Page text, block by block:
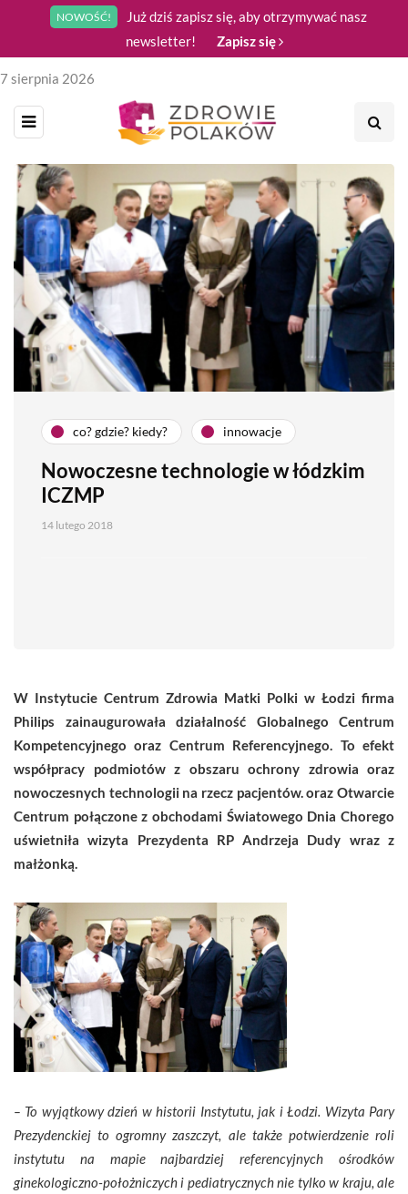
NOWOŚĆ!
Już dziś zapisz się, aby otrzymywać nasz
newsletter!
Zapisz się
7 sierpnia 2026
co? gdzie? kiedy? innowacje
Nowoczesne technologie w łódzkim
ICZMP
14 lutego 2018
W Instytucie Centrum Zdrowia Matki Polki w Łodzi firma
Philips zainaugurowała działalność Globalnego Centrum
Kompetencyjnego oraz Centrum Referencyjnego. To efekt
współpracy podmiotów z obszaru ochrony zdrowia oraz
nowoczesnych technologii na rzecz pacjentów. oraz Otwarcie
Centrum połączone z obchodami Światowego Dnia Chorego
uświetniła wizyta Prezydenta RP Andrzeja Dudy wraz z
małżonką.
– To wyjątkowy dzień w historii Instytutu, jak i Łodzi. Wizyta Pary
Prezydenckiej to ogromny zaszczyt, ale także potwierdzenie roli
instytutu na mapie najbardziej referencyjnych ośrodków
ginekologiczno-położniczych i pediatrycznych nie tylko w kraju, ale